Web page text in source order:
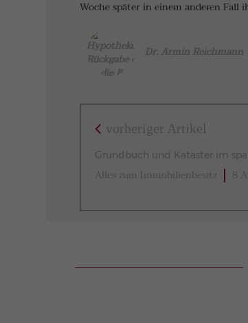
Woche später in einem anderen Fall
Dr. Armin Reichmann
vorheriger Artikel
Grundbuch und Kataster im
Alles zum Immobilienbesitz 8